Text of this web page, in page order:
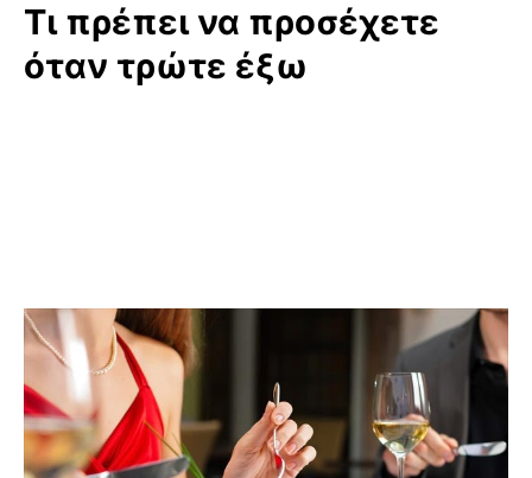
Τι πρέπει να προσέχετε
όταν τρώτε έξω